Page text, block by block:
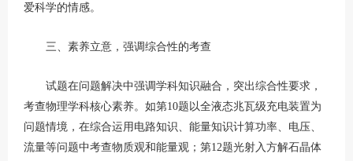
爱科学的情感。
三、素养立意，强调综合性的考查
试题在问题解决中强调学科知识融合，突出综合性要求，
考查物理学科核心素养。如第10题以全液态兆瓦级充电装置为
问题情境，在综合运用电路知识、能量知识计算功率、电压、
流量等问题中考查物质观和能量观；第12题光射入方解石晶体